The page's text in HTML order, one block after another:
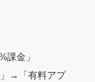
課金」
」→「有料アプ